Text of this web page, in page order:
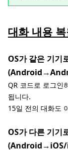
대화 내용
OS가 같은 기기
QR 코드로 로그인
됩니다.
15일 전의 대화도
OS가 다른 기기